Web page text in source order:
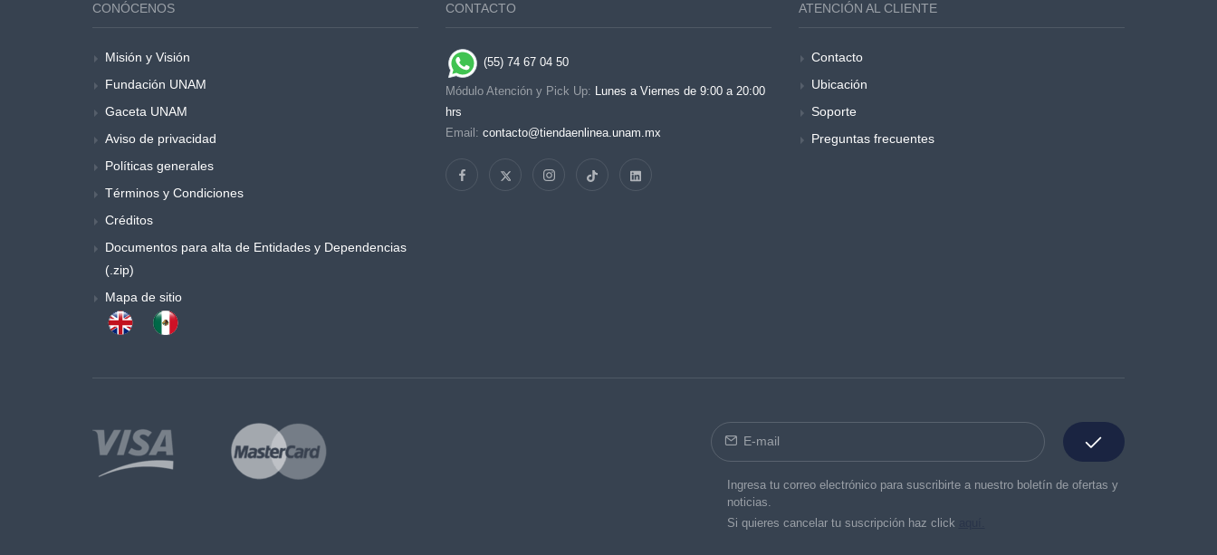
CONÓCENOS
Misión y Visión
Fundación UNAM
Gaceta UNAM
Aviso de privacidad
Políticas generales
Términos y Condiciones
Créditos
Documentos para alta de Entidades y Dependencias
(.zip)
Mapa de sitio
CONTACTO
(55) 74 67 04 50
Módulo Atención y Pick Up: Lunes a Viernes de 9:00 a 20:00
hrs
Email: contacto@tiendaenlinea.unam.mx
ATENCIÓN AL CLIENTE
Contacto
Ubicación
Soporte
Preguntas frecuentes
Ingresa tu correo electrónico para suscribirte a nuestro boletín de ofertas y
noticias.
Si quieres cancelar tu suscripción haz click